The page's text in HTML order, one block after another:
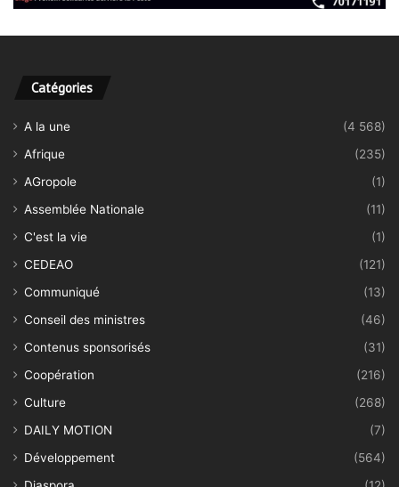
Catégories
A la une
(4 568)
Afrique
(235)
AGropole
(1)
Assemblée Nationale
(11)
C'est la vie
(1)
CEDEAO
(121)
Communiqué
(13)
Conseil des ministres
(46)
Contenus sponsorisés
(31)
Coopération
(216)
Culture
(268)
DAILY MOTION
(7)
Développement
(564)